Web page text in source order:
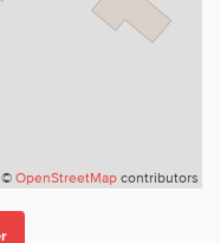
© OpenStreetMap contributors